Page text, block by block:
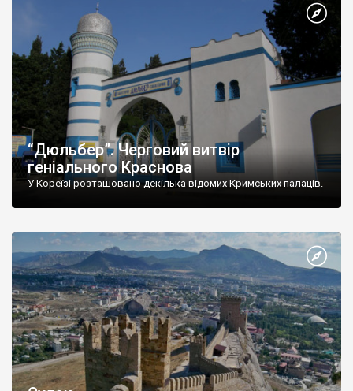
“Дюльбер”. Черговий витвір
геніального Краснова
У Кореїзі розташовано декілька відомих Кримських палаців.